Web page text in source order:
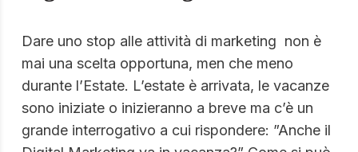
Dare uno stop alle attività di marketing non è
mai una scelta opportuna, men che meno
durante l’Estate. L’estate è arrivata, le vacanze
sono iniziate o inizieranno a breve ma c’è un
grande interrogativo a cui rispondere: ”Anche il